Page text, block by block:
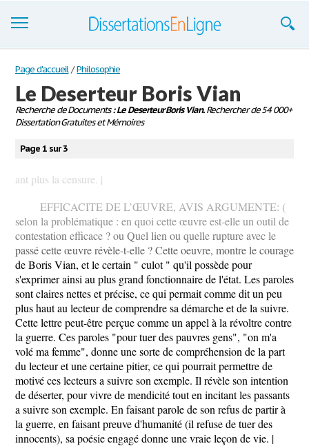
Dissertations
S'inscrire
Se connecter
Contactez-nous
Page d'accueil / Philosophie
Le Deserteur Boris Vian
Recherche de Documents: Le Deserteur Boris Vian.Rechercher de 54 000+
Dissertation Gratuites et Mémoires
Page 1 sur 3
ant plus la censure. |
EFFICACITE DE L’ŒUVRE, AVIS ARGUMENTE: (
selon la problématique : en quoi cette œuvre est-elle un outil de
contestation efficace ? ou Quel lien ou quelle rupture avec le
passé cette œuvre révèle-t-elle ? Cette oeuvre, montre le courage
de Boris Vian, et le certain " culot " qu'il possède pour
s'exprimer ainsi au plus grand fonctionnaire de l'état. Les paroles
sont claires nettes et précise, ce qui permait comme dit un peu
plus haut au lecteur de comprendre sa démarche et de la suivre.
Cette lettre peut-être perçue comme un appel à la révoltre contre
la guerre. Ces paroles "pour tuer des pauvres gens", "on m'a
volé ma femme", donne une sorte de compréhension de la part
du lecteur et une certaine pitier, ce qui pourrait permettre de
motivé ces lecteurs a suivre son exemple. Il révèle son intention
de déserter, pour vivre de mendicité tout en incitant les passants
a suivre son exemple. En faisant parole de son refus de partir à
la guerre, en faisant preuve d'humanité (il refuse de tuer des
innocents), sa poésie engagé donne une vraie leçon de vie. |